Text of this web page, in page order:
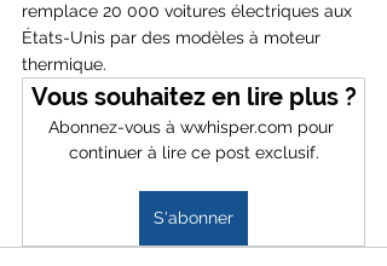
remplace 20 000 voitures électriques aux
États-Unis par des modèles à moteur
thermique.
Vous souhaitez en lire plus ?
Abonnez-vous à wwhisper.com pour
continuer à lire ce post exclusif.
S'abonner